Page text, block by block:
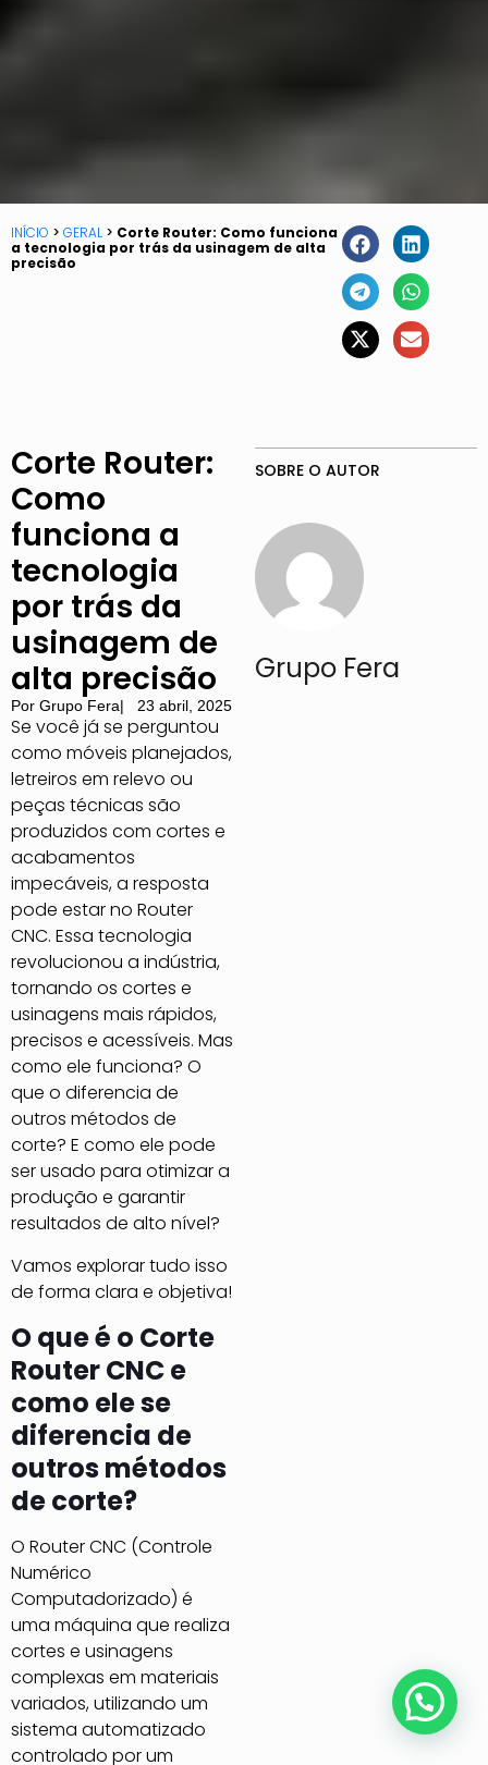
INÍCIO > GERAL > Corte Router: Como funciona
a tecnologia por trás da usinagem de alta
precisão
Corte Router:
Como
funciona a
tecnologia
por trás da
usinagem de
alta precisão
Por Grupo Fera| 23 abril, 2025
Se você já se perguntou
como móveis planejados,
letreiros em relevo ou
peças técnicas são
produzidos com cortes e
acabamentos
impecáveis, a resposta
pode estar no Router
CNC. Essa tecnologia
revolucionou a indústria,
tornando os cortes e
usinagens mais rápidos,
precisos e acessíveis. Mas
como ele funciona? O
que o diferencia de
outros métodos de
corte? E como ele pode
ser usado para otimizar a
produção e garantir
resultados de alto nível?
Vamos explorar tudo isso
de forma clara e objetiva!
O que é o Corte
Router CNC e
como ele se
diferencia de
outros métodos
de corte?
O Router CNC (Controle
Numérico
Computadorizado) é
uma máquina que realiza
cortes e usinagens
complexas em materiais
variados, utilizando um
sistema automatizado
controlado por um
SOBRE O AUTOR
Grupo Fera